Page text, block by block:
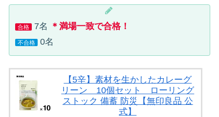
合格 7名 ＊満場一致で合格！
不合格 0名
【5辛】素材を生かしたカレーグ
リーン 10個セット ローリング
ストック 備蓄 防災【無印良品 公
式】